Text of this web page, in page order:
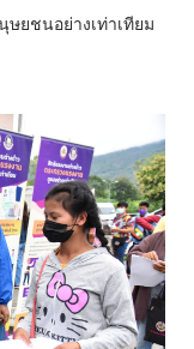
ยชนอย่างเท่าเทียม